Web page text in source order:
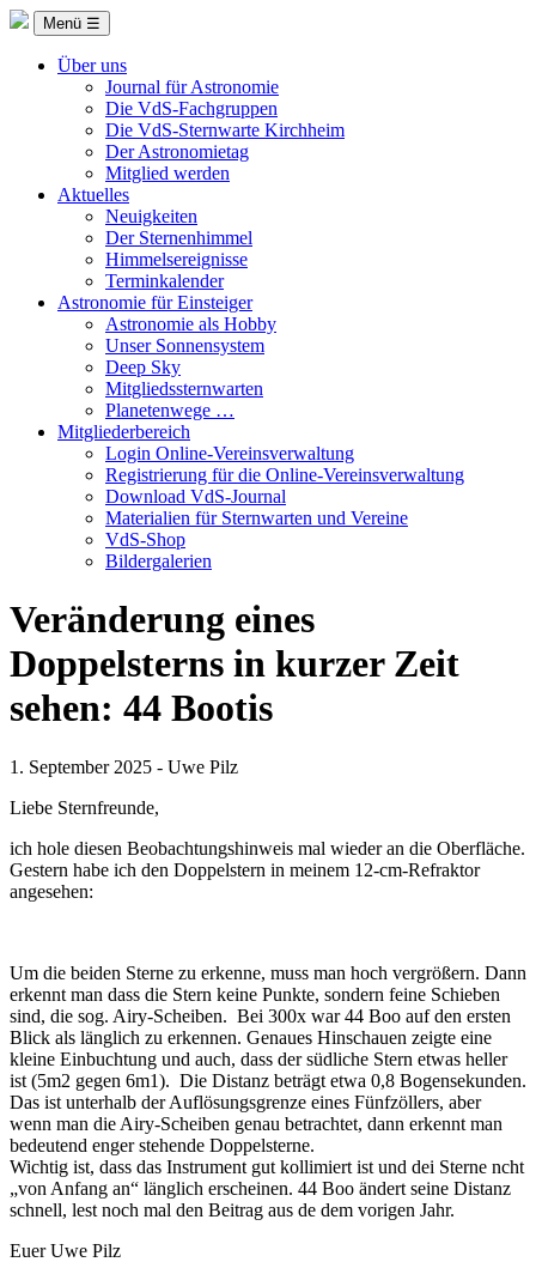
Menü ☰
Über uns
Journal für Astronomie
Die VdS-Fachgruppen
Die VdS-Sternwarte Kirchheim
Der Astronomietag
Mitglied werden
Aktuelles
Neuigkeiten
Der Sternenhimmel
Himmelsereignisse
Terminkalender
Astronomie für Einsteiger
Astronomie als Hobby
Unser Sonnensystem
Deep Sky
Mitgliedssternwarten
Planetenwege …
Mitgliederbereich
Login Online-Vereinsverwaltung
Registrierung für die Online-Vereinsverwaltung
Download VdS-Journal
Materialien für Sternwarten und Vereine
VdS-Shop
Bildergalerien
Veränderung eines
Doppelsterns in kurzer Zeit
sehen: 44 Bootis
1. September 2025 - Uwe Pilz
Liebe Sternfreunde,
ich hole diesen Beobachtungshinweis mal wieder an die Oberfläche.
Gestern habe ich den Doppelstern in meinem 12-cm-Refraktor
angesehen:
Um die beiden Sterne zu erkenne, muss man hoch vergrößern. Dann
erkennt man dass die Stern keine Punkte, sondern feine Schieben
sind, die sog. Airy-Scheiben. Bei 300x war 44 Boo auf den ersten
Blick als länglich zu erkennen. Genaues Hinschauen zeigte eine
kleine Einbuchtung und auch, dass der südliche Stern etwas heller
ist (5m2 gegen 6m1). Die Distanz beträgt etwa 0,8 Bogensekunden.
Das ist unterhalb der Auflösungsgrenze eines Fünfzöllers, aber
wenn man die Airy-Scheiben genau betrachtet, dann erkennt man
bedeutend enger stehende Doppelsterne.
Wichtig ist, dass das Instrument gut kollimiert ist und dei Sterne ncht
„von Anfang an“ länglich erscheinen. 44 Boo ändert seine Distanz
schnell, lest noch mal den Beitrag aus de dem vorigen Jahr.
Euer Uwe Pilz